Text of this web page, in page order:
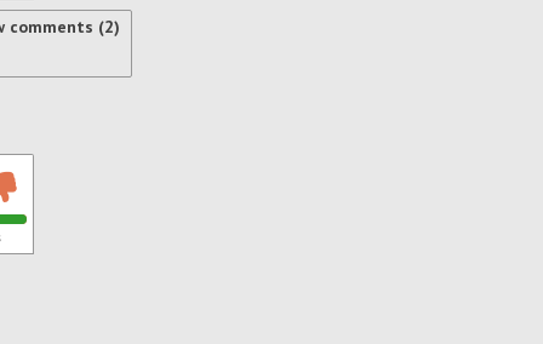
comments (2)